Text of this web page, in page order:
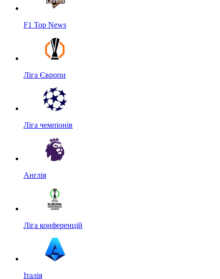
F1 Top News
Ліга Європи
Ліга чемпіонів
Англія
Ліга конференцій
Італія